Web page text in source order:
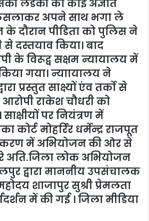
लडकी को कोई अज्ञात
अपने साथ भगा ले
दौरान पीडिता को पुलिस ने
दस्तयाव किया। बाद
के विरूद्व सक्षम न्यायालय में
गया। न्याायालय ने
प्रस्तुत साक्ष्यों एंव तर्को से
राकेश चौधरी को
साक्षीयों पर नियंत्रण में
कोर्ट मोहर्रिर धर्मेन्द्र राजपूत
में अभियोजन की ओर से
अति.जिला लोक अभियोजन
द्वारा माननीय उपसंचालक
शाजापुर सुश्री प्रेमलता
में की गई । जिला मीडिया